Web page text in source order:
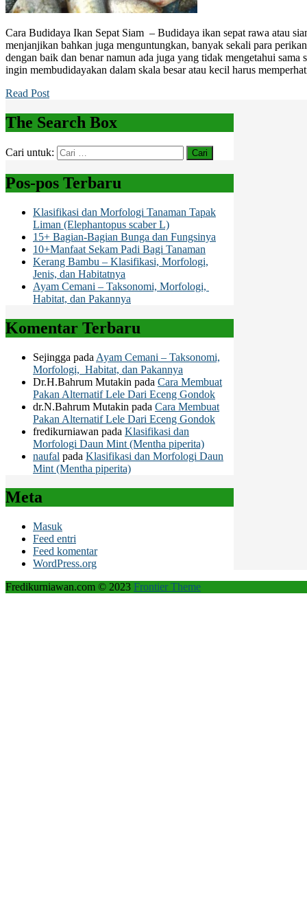
Cara Budidaya Ikan Sepat Siam – Budidaya ikan sepat rawa atau
menjanjikan bahkan juga menguntungkan, banyak sekali para
dengan baik dan benar namun ada juga yang tidak mengetahui
ingin membudidayakan dalam skala besar atau kecil harus
Read Post
The Search Box
Cari untuk:
Pos-pos Terbaru
Klasifikasi dan Morfologi Tanaman Tapak
Liman (Elephantopus scaber L)
15+ Bagian-Bagian Bunga dan Fungsinya
10+Manfaat Sekam Padi Bagi Tanaman
Kerang Bambu – Klasifikasi, Morfologi,
Jenis, dan Habitatnya
Ayam Cemani – Taksonomi, Morfologi,
Habitat, dan Pakannya
Komentar Terbaru
Sejingga pada Ayam Cemani – Taksonomi,
Morfologi, Habitat, dan Pakannya
Dr.H.Bahrum Mutakin pada Cara Membuat
Pakan Alternatif Lele Dari Eceng Gondok
dr.N.Bahrum Mutakin pada Cara Membuat
Pakan Alternatif Lele Dari Eceng Gondok
fredikurniawan pada Klasifikasi dan
Morfologi Daun Mint (Mentha piperita)
naufal pada Klasifikasi dan Morfologi Daun
Mint (Mentha piperita)
Meta
Masuk
Feed entri
Feed komentar
WordPress.org
Fredikurniawan.com © 2023 Frontier Theme